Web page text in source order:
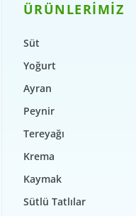
ÜRÜNLERİMİZ
Süt
Yoğurt
Ayran
Peynir
Tereyağı
Krema
Kaymak
Sütlü Tatlılar